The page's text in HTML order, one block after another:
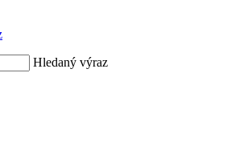
Hledaný výraz